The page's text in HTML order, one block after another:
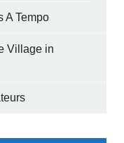
A Tempo
Village in